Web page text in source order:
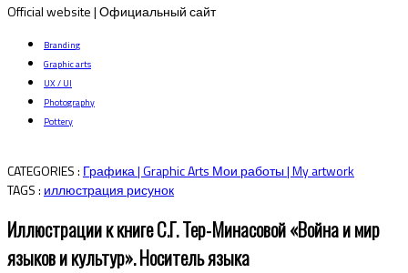
Official website | Официальный сайт
Branding
Graphic arts
UX / UI
Photography
Pottery
CATEGORIES : Графика | Graphic Arts Мои работы | My artwork
TAGS : иллюстрация рисунок
Иллюстрации к книге С.Г. Тер-Минасовой «Война и мир
языков и культур». Носитель языка